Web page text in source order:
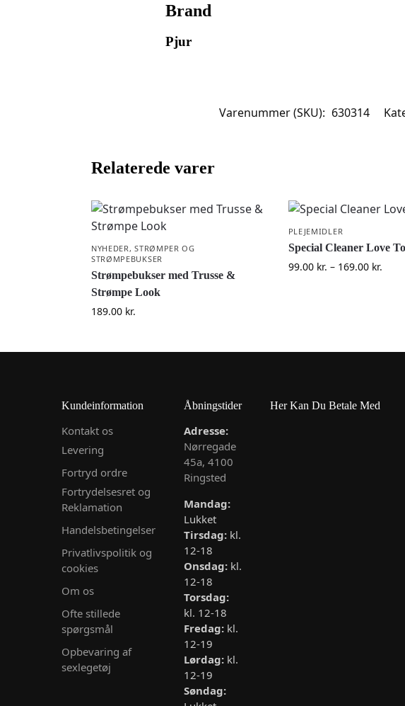
Brand
Pjur
Varenummer (SKU): 630314
Relaterede varer
NYHEDER ,STRØMPER OG
STRØMPEBUKSER
Strømpebukser med Trusse &
Strømpe Look
189.00 kr.
PLEJEMIDLER
Special Cleaner Love
99.00 kr. – 169.00 kr.
Kundeinformation
Kontakt os
Levering
Fortryd ordre
Fortrydelsesret og
Reklamation
Handelsbetingelser
Privatlivspolitik og
cookies
Om os
Ofte stillede
spørgsmål
Opbevaring af
sexlegetøj
Åbningstider
Adresse:
Nørregade
45a, 4100
Ringsted
Mandag:
Lukket
Tirsdag: kl.
12-18
Onsdag: kl.
12-18
Torsdag:
kl. 12-18
Fredag: kl.
12-19
Lørdag: kl.
12-19
Søndag:
Her Kan Du Betale Med